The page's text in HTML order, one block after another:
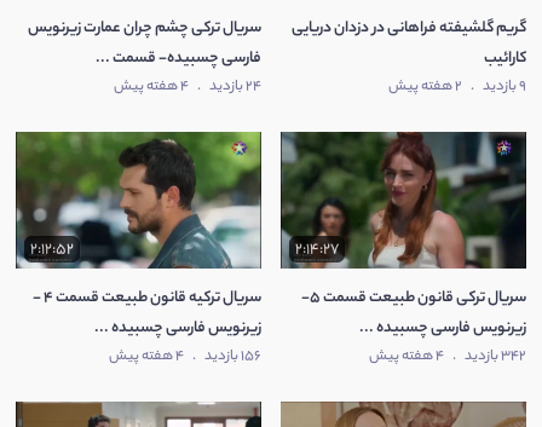
گریم گلشیفته فراهانی در دزدان دریایی
کارائیب
9 بازدید . 2 هفته پیش
سریال ترکی چشم چران عمارت زیرنویس
فارسی چسبیده- قسمت ...
24 بازدید . 4 هفته پیش
2:14:27
سریال ترکی قانون طبیعت قسمت 5-
زیرنویس فارسی چسبیده ...
342 بازدید . 4 هفته پیش
2:12:52
سریال ترکیه قانون طبیعت قسمت 4 -
زیرنویس فارسی چسبیده ...
156 بازدید . 4 هفته پیش